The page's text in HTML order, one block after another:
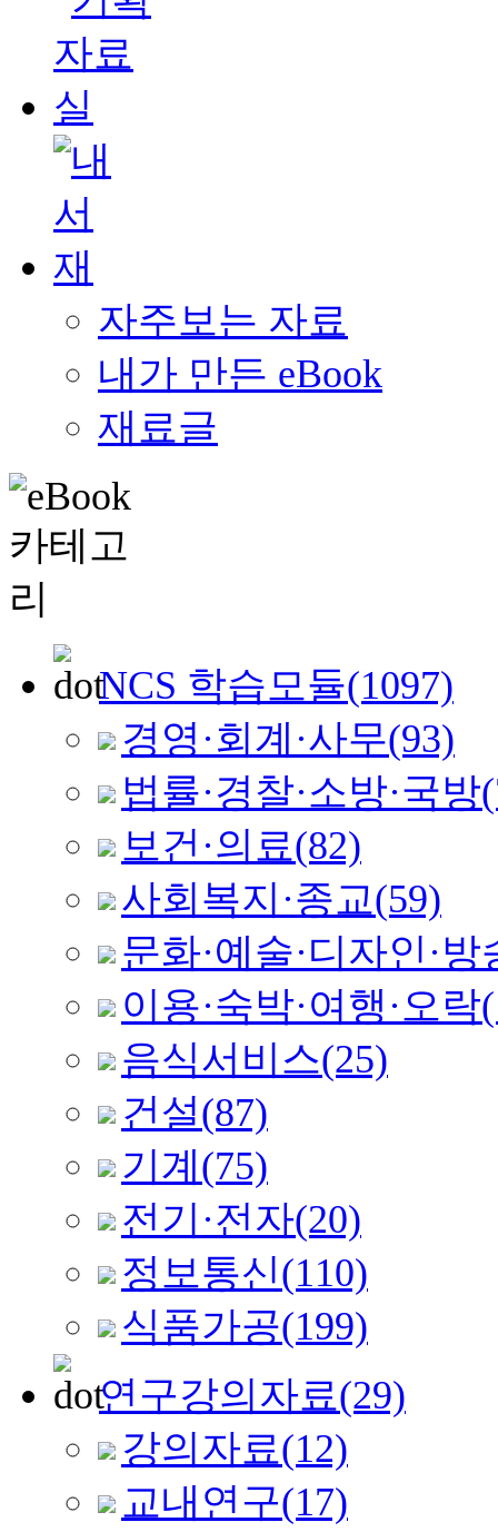
자주보는 자료
내가 만든 eBook
재료글
NCS 학습모듈(1097)
경영·회계·사무(93)
법률·경찰·소방·국방
보건·의료(82)
사회복지·종교(59)
문화·예술·디자인·방
이용·숙박·여행·오락
음식서비스(25)
건설(87)
기계 (75)
전기·전자(20)
정보통신(110)
식품가공(199)
연구강의자료(29)
강의자료(12)
교내연구(17)